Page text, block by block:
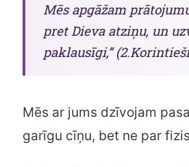
Mēs apgāžam
pret Dieva atziņu, un
paklausīgi,”
Mēs ar jums dzīvojam
garīgu cīņu, bet ne par